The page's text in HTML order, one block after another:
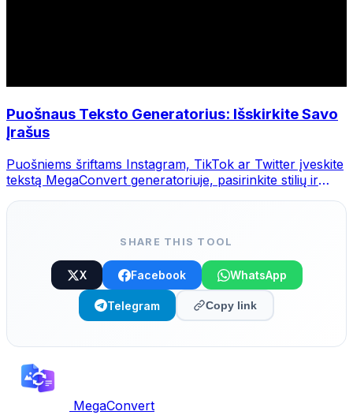
Puošnaus Teksto Generatorius: Išskirkite Savo
Įrašus
Puošniems šriftams Instagram, TikTok ar Twitter įveskite
tekstą MegaConvert generatoriuje, pasirinkite stilių ir
SHARE THIS TOOL
X Facebook WhatsApp
Telegram Copy link
MegaConvert